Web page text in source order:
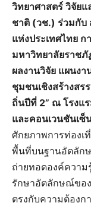
วิทยาศาสตร์ วิจัย
ชาติ (วช.) ร่วมกับ
แห่งประเทศไทย ก
มหาวิทยาลัยราชภั
ผลงานวิจัย แผนง
ชุมชนเชิงสร้างส
ถิ่นปีที่ 2” ณ โรงแ
และคอนเวนชันเซ็
ศักยภาพการท่องเ
พื้นที่บนฐานอัตลัก
ถ่ายทอดองค์ความ
รักษาอัตลักษณ์ขอ
ตรงกับความต้องก